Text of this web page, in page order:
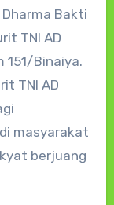
Bakti
TNI AD
151/Binaiya.
TNI AD
masyarakat
berjuang